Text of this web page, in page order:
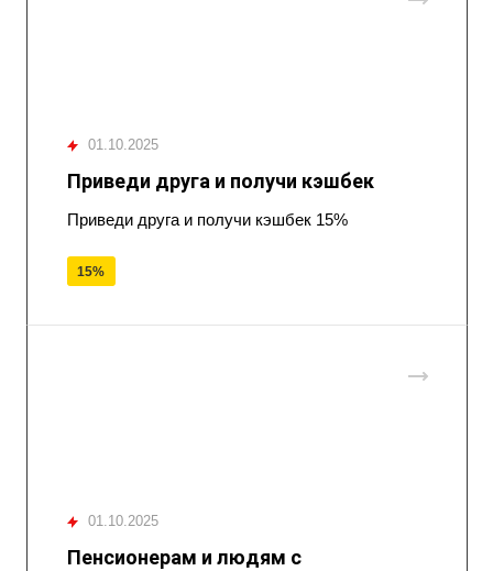
01.10.2025
Приведи друга и получи кэшбек
Приведи друга и получи кэшбек 15%
15%
01.10.2025
Пенсионерам и людям с